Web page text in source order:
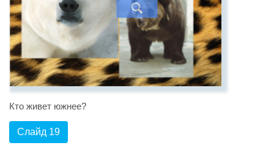
Кто живет южнее?
Слайд 19